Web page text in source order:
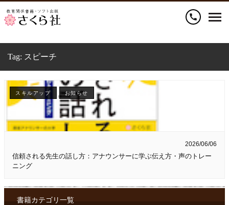
call
Tag: スピーチ
2026/06/06
信頼される先生の話し方：アナウンサーに学ぶ伝え方・声のトレー
ニング
スキルアップ お知らせ
書籍カテゴリ一覧